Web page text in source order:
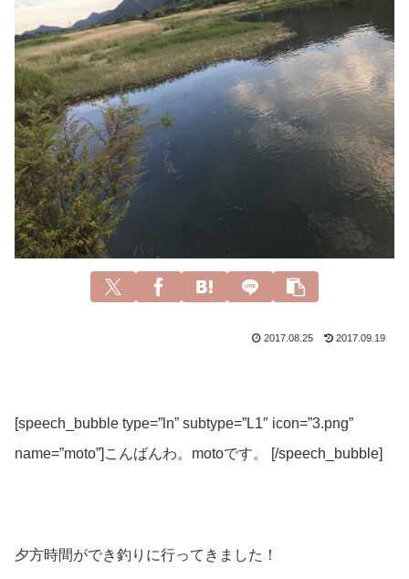
2017.08.25 2017.09.19
[speech_bubble type=”ln” subtype=”L1″ icon=”3.png”
name=”moto”]こんばんわ。motoです。 [/speech_bubble]
夕方時間ができ釣りに行ってきました！